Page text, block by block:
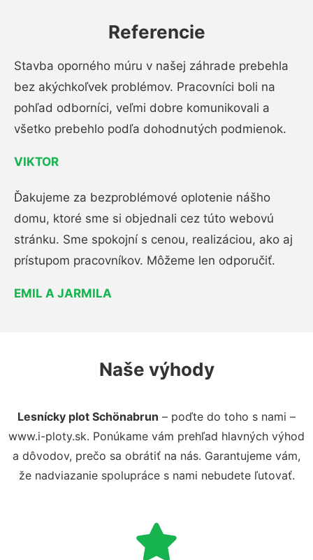
Referencie
Stavba oporného múru v našej záhrade prebehla
bez akýchkoľvek problémov. Pracovníci boli na
pohľad odborníci, veľmi dobre komunikovali a
všetko prebehlo podľa dohodnutých podmienok.
VIKTOR
Ďakujeme za bezproblémové oplotenie nášho
domu, ktoré sme si objednali cez túto webovú
stránku. Sme spokojní s cenou, realizáciou, ako aj
prístupom pracovníkov. Môžeme len odporučiť.
EMIL A JARMILA
Naše výhody
Lesnícky plot Schönabrun – poďte do toho s nami –
www.i-ploty.sk. Ponúkame vám prehľad hlavných výhod
a dôvodov, prečo sa obrátiť na nás. Garantujeme vám,
že nadviazanie spolupráce s nami nebudete ľutovať.